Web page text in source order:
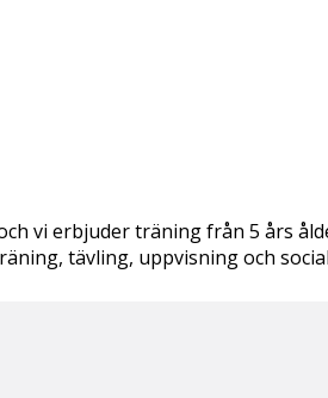
vi erbjuder träning från 5 års
tävling, uppvisning och